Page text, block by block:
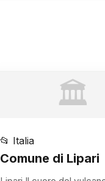
🏛️
📂 Italia
Comune di Lipari